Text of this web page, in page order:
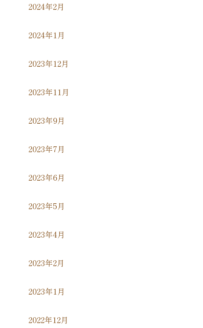
2024年2月
2024年1月
2023年12月
2023年11月
2023年9月
2023年7月
2023年6月
2023年5月
2023年4月
2023年2月
2023年1月
2022年12月